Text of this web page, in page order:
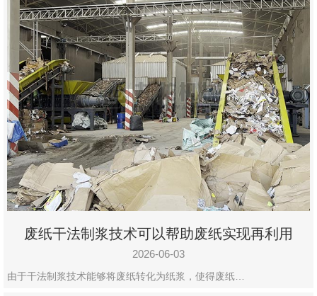
废纸干法制浆技术可以帮助废纸实现再利用
2026-06-03
由于干法制浆技术能够将废纸转化为纸浆，使得废纸…